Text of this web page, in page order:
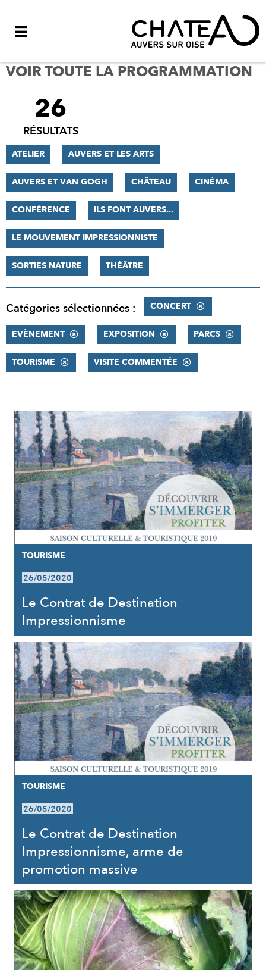
VOIR TOUTE LA PROGRAMMATION
FILTRER
RÉSULTATS
26
RÉSULTATS
ATELIER AUVERS ET LES ARTS
AUVERS ET VAN GOGH CHÂTEAU CINÉMA
CONFÉRENCE ILS FONT AUVERS...
LE MOUVEMENT IMPRESSIONNISTE
SORTIES NATURE THÉÂTRE
Catégories sélectionnées : CONCERT
EVÈNEMENT EXPOSITION PARCS
TOURISME VISITE COMMENTÉE
RÉSULTATS
TOURISME
26/05/2020
Le Contrat de Destination
Impressionnisme
TOURISME
26/05/2020
Le Contrat de Destination
Impressionnisme, arme de
promotion massive